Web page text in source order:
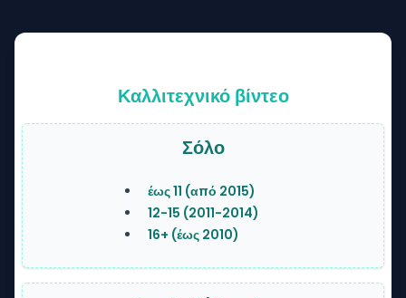
Καλλιτεχνικό βίντεο
Σόλο
έως 11 (από 2015)
12-15 (2011-2014)
16+ (έως 2010)